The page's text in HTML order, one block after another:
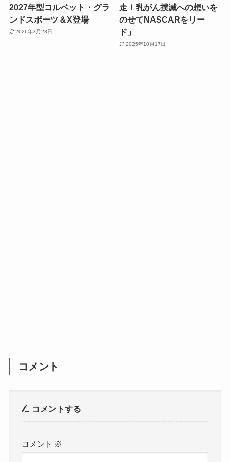
2027年型コルベット・グラ
ンドスポーツ＆X登場
2026年3月28日
走！乳がん撲滅への想いを
のせてNASCARをリー
ド」
2025年10月17日
コメント
コメントする
コメント ※